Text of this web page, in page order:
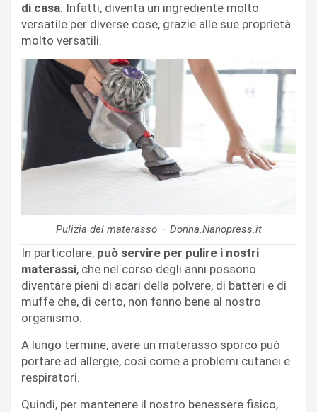
di casa. Infatti, diventa un ingrediente molto
versatile per diverse cose, grazie alle sue proprietà
molto versatili.
Pulizia del materasso – Donna.Nanopress.it
In particolare, può servire per pulire i nostri
materassi, che nel corso degli anni possono
diventare pieni di acari della polvere, di batteri e di
muffe che, di certo, non fanno bene al nostro
organismo.
A lungo termine, avere un materasso sporco può
portare ad allergie, così come a problemi cutanei e
respiratori.
Quindi, per mantenere il nostro benessere fisico,